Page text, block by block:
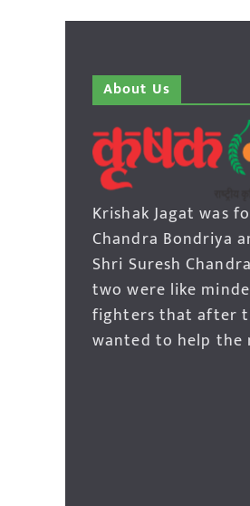
About Us
Krishak Jagat was
Chandra Bondriya
Shri Suresh
two were like
fighters that after
wanted to help the